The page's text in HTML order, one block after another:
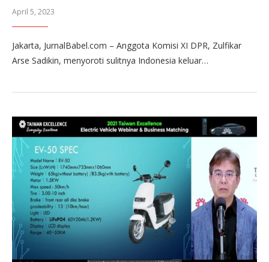
April 5, 2023
Jakarta, JurnalBabel.com – Anggota Komisi XI DPR, Zulfikar
Arse Sadikin, menyoroti sulitnya Indonesia keluar…